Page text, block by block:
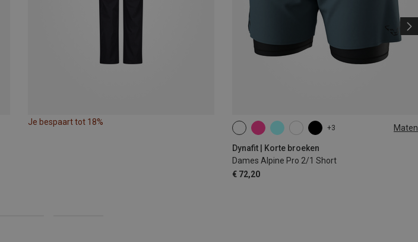
Je bespaart tot 18%
+3 Maten
Dynafit | Korte broeken
Dames Alpine Pro 2/1 Short
€ 72,20
XS S M XL